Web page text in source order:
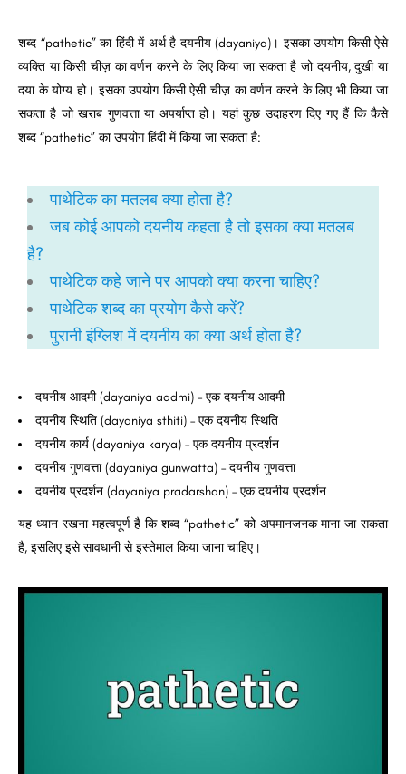
शब्द “pathetic” का हिंदी में अर्थ है दयनीय (dayaniya)। इसका उपयोग किसी ऐसे
व्यक्ति या किसी चीज़ का वर्णन करने के लिए किया जा सकता है जो दयनीय, ​​दुखी या
दया के योग्य हो। इसका उपयोग किसी ऐसी चीज़ का वर्णन करने के लिए भी किया जा
सकता है जो खराब गुणवत्ता या अपर्याप्त हो। यहां कुछ उदाहरण दिए गए हैं कि कैसे
शब्द “pathetic” का उपयोग हिंदी में किया जा सकता है:
पाथेटिक का मतलब क्या होता है?
जब कोई आपको दयनीय कहता है तो इसका क्या मतलब
है?
पाथेटिक कहे जाने पर आपको क्या करना चाहिए?
पाथेटिक शब्द का प्रयोग कैसे करें?
पुरानी इंग्लिश में दयनीय का क्या अर्थ होता है?
दयनीय आदमी (dayaniya aadmi) – एक दयनीय आदमी
दयनीय स्थिति (dayaniya sthiti) – एक दयनीय स्थिति
दयनीय कार्य (dayaniya karya) – एक दयनीय प्रदर्शन
दयनीय गुणवत्ता (dayaniya gunwatta) – दयनीय गुणवत्ता
दयनीय प्रदर्शन (dayaniya pradarshan) – एक दयनीय प्रदर्शन
यह ध्यान रखना महत्वपूर्ण है कि शब्द “pathetic” को अपमानजनक माना जा सकता
है, इसलिए इसे सावधानी से इस्तेमाल किया जाना चाहिए।